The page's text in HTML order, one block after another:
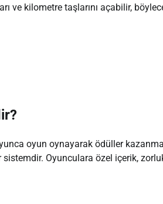
ve kilometre taşlarını açabilir,
oyun oynayarak ödüller
Oyunculara özel içerik,